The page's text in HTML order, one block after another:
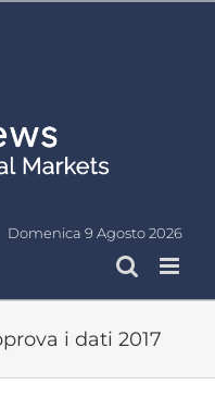
Domenica 9 Agosto 2026
i dati 2017